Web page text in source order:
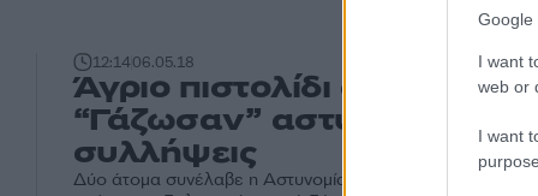
Google
I want
web or
I want
12:1406.05.18
Άγριο πιστολίδι στην
“Γάζωσαν” αστυνομικούς
συλλήψεις
Δύο άτομα συνέλαβε η Αστυνομία αναφορικά με